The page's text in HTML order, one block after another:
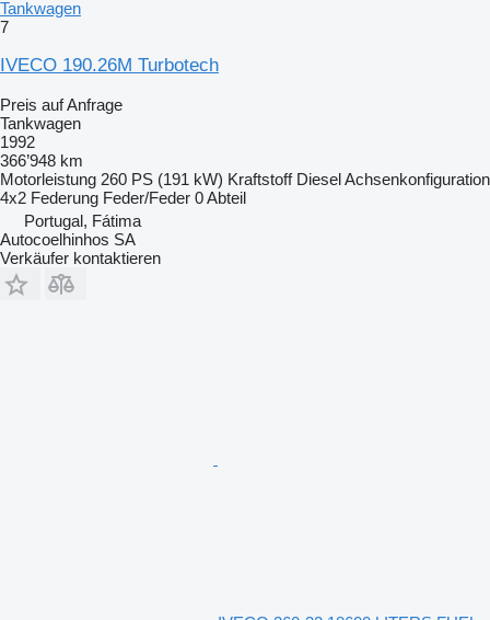
Tankwagen
7
IVECO 190.26M Turbotech
Preis auf Anfrage
Tankwagen
1992
366’948 km
Motorleistung 260 PS (191 kW) Kraftstoff DieselAchsenkonfiguration
4x2 Federung Feder/Feder 0 Abteil
Portugal, Fátima
Autocoelhinhos SA
Verkäufer kontaktieren